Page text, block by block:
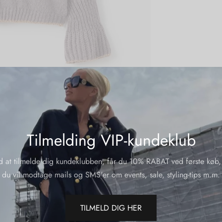
Tilmelding VIP-kundeklub
at tilmelde dig kundeklubben, får du 10% RABAT ved første
du vil modtage mails og SMS'er om events, sale, styling-tips m.m.
TILMELD DIG HER